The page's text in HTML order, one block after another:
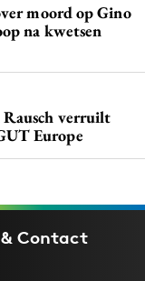
moord op Gino
na kwetsen
verruilt
Europe
& Contact